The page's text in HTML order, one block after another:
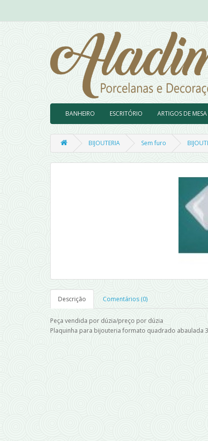
BANHEIRO ESCRITÓRIO ARTIGOS DE MESA
BIJOUTERIA Sem furo
Descrição Comentários (0)
Peça vendida por dúzia/preço por dúzia
Plaquinha para bijouteria formato quadrado abaulada